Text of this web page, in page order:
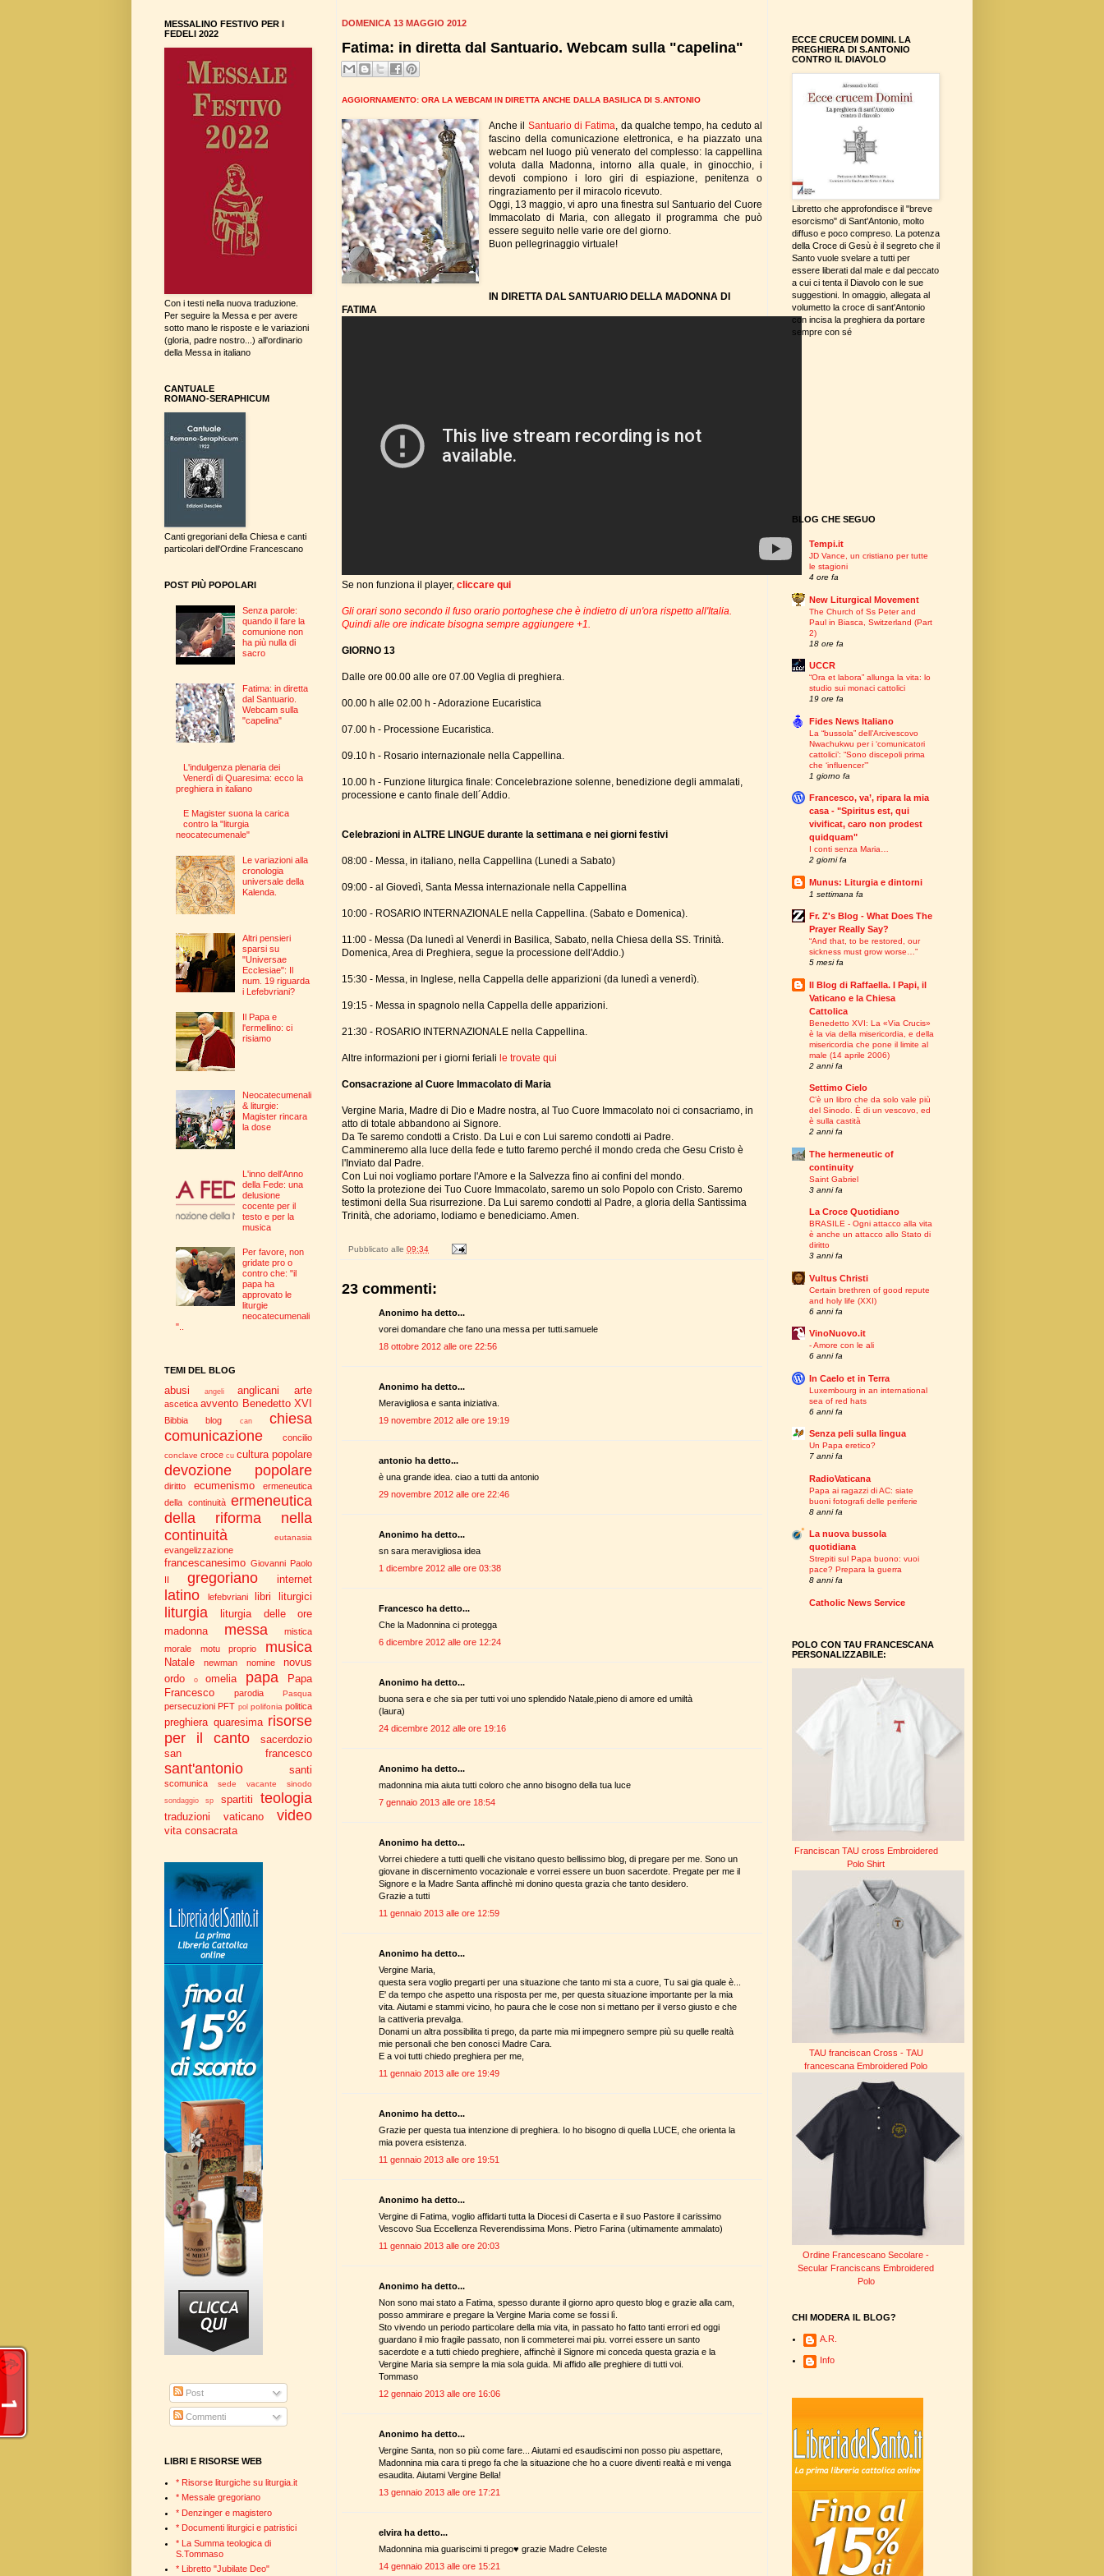
DOMENICA 13 MAGGIO 2012
Fatima: in diretta dal Santuario. Webcam sulla "capelina"
AGGIORNAMENTO: ORA LA WEBCAM IN DIRETTA ANCHE DALLA BASILICA DI S.ANTONIO
Anche il Santuario di Fatima , da qualche tempo, ha ceduto al
fascino della comunicazione elettronica, e ha piazzato una
webcam nel luogo più venerato del complesso: la cappellina
voluta dalla Madonna, intorno alla quale, in ginocchio, i
devoti compiono i loro giri di espiazione, penitenza o
ringraziamento per il miracolo ricevuto.
Oggi, 13 maggio, vi apro una finestra sul Santuario del Cuore
Immacolato di Maria, con allegato il programma che può
essere seguito nelle varie ore del giorno.
Buon pellegrinaggio virtuale!
IN DIRETTA DAL SANTUARIO DELLA MADONNA DI
FATIMA
Se non funziona il player, cliccare qui
Gli orari sono secondo il fuso orario portoghese che è indietro di un'ora rispetto all'Italia.
Quindi alle ore indicate bisogna sempre aggiungere +1.
GIORNO 13
Dalle ore 00.00 alle ore 07.00 Veglia di preghiera.
00.00 h alle 02.00 h - Adorazione Eucaristica
07.00 h - Processione Eucaristica.
09.10 h - Rosario internazionale nella Cappellina.
10.00 h - Funzione liturgica finale: Concelebrazione solenne, benedizione degli ammalati,
processione e canto finale dell´Addio.
Celebrazioni in ALTRE LINGUE durante la settimana e nei giorni festivi
08:00 - Messa, in italiano, nella Cappellina (Lunedi a Sabato)
09:00 - al Giovedì, Santa Messa internazionale nella Cappellina
10:00 - ROSARIO INTERNAZIONALE nella Cappellina. (Sabato e Domenica).
11:00 - Messa (Da lunedì al Venerdì in Basilica, Sabato, nella Chiesa della SS. Trinità.
Domenica, Area di Preghiera, segue la processione dell'Addio.)
15:30 - Messa, in Inglese, nella Cappella delle apparizioni (da lunedì a venerdì).
19:15 - Messa in spagnolo nella Cappella delle apparizioni.
21:30 - ROSARIO INTERNAZIONALE nella Cappellina.
Altre informazioni per i giorni feriali le trovate qui
Consacrazione al Cuore Immacolato di Maria
Vergine Maria, Madre di Dio e Madre nostra, al Tuo Cuore Immacolato noi ci consacriamo, in
atto di totale abbandono ai Signore.
Da Te saremo condotti a Cristo. Da Lui e con Lui saremo condotti ai Padre.
Cammineremo alla luce della fede e tutto faremo perché il mondo creda che Gesu Cristo è
l'Inviato dal Padre.
Con Lui noi vogliamo portare l'Amore e la Salvezza fino ai confini del mondo.
Sotto la protezione dei Tuo Cuore Immacolato, saremo un solo Popolo con Cristo. Saremo
testimoni della Sua risurrezione. Da Lui saremo condotti al Padre, a gloria della Santissima
Trinità, che adoriamo, lodiamo e benediciamo. Amen.
Pubblicato alle 09:34
23 commenti:
Anonimo ha detto...
vorei domandare che fano una messa per tutti.samuele
18 ottobre 2012 alle ore 22:56
Anonimo ha detto...
Meravigliosa e santa iniziativa.
19 novembre 2012 alle ore 19:19
antonio ha detto...
è una grande idea. ciao a tutti da antonio
29 novembre 2012 alle ore 22:46
Anonimo ha detto...
sn sara meravigliosa idea
1 dicembre 2012 alle ore 03:38
Francesco ha detto...
Che la Madonnina ci protegga
6 dicembre 2012 alle ore 12:24
Anonimo ha detto...
buona sera e che sia per tutti voi uno splendido Natale,pieno di amore ed umiltà
(laura)
24 dicembre 2012 alle ore 19:16
Anonimo ha detto...
madonnina mia aiuta tutti coloro che anno bisogno della tua luce
7 gennaio 2013 alle ore 18:54
Anonimo ha detto...
Vorrei chiedere a tutti quelli che visitano questo bellissimo blog, di pregare per me. Sono un
giovane in discernimento vocazionale e vorrei essere un buon sacerdote. Pregate per me il
Signore e la Madre Santa affinchè mi donino questa grazia che tanto desidero.
Grazie a tutti
11 gennaio 2013 alle ore 12:59
Anonimo ha detto...
Vergine Maria,
questa sera voglio pregarti per una situazione che tanto mi sta a cuore, Tu sai gia quale è...
E' da tempo che aspetto una risposta per me, per questa situazione importante per la mia
vita. Aiutami e stammi vicino, ho paura che le cose non si mettano per il verso giusto e che
la cattiveria prevalga.
Donami un altra possibilita ti prego, da parte mia mi impegnero sempre più su quelle realtà
mie personali che ben conosci Madre Cara.
E a voi tutti chiedo preghiera per me,
11 gennaio 2013 alle ore 19:49
Anonimo ha detto...
Grazie per questa tua intenzione di preghiera. Io ho bisogno di quella LUCE, che orienta la
mia povera esistenza.
11 gennaio 2013 alle ore 19:51
Anonimo ha detto...
Vergine di Fatima, voglio affidarti tutta la Diocesi di Caserta e il suo Pastore il carissimo
Vescovo Sua Eccellenza Reverendissima Mons. Pietro Farina (ultimamente ammalato)
11 gennaio 2013 alle ore 20:03
Anonimo ha detto...
Non sono mai stato a Fatima, spesso durante il giorno apro questo blog e grazie alla cam,
posso ammirare e pregare la Vergine Maria come se fossi lì.
Sto vivendo un periodo particolare della mia vita, in passato ho fatto tanti errori ed oggi
guardano il mio fragile passato, non li commeterei mai piu. vorrei essere un santo
sacerdote e a tutti chiedo preghiere, affinchè il Signore mi conceda questa grazia e la
Vergine Maria sia sempre la mia sola guida. Mi affido alle preghiere di tutti voi.
Tommaso
12 gennaio 2013 alle ore 16:06
Anonimo ha detto...
Vergine Santa, non so più come fare... Aiutami ed esaudiscimi non posso piu aspettare,
Madonnina mia cara ti prego fa che la situazione che ho a cuore diventi realtà e mi venga
esaudita. Aiutami Vergine Bella!
13 gennaio 2013 alle ore 17:21
elvira ha detto...
Madonnina mia guariscimi ti prego♥ grazie Madre Celeste
14 gennaio 2013 alle ore 15:21
MESSALINO FESTIVO PER I
FEDELI 2022
Con i testi nella nuova traduzione.
Per seguire la Messa e per avere
sotto mano le risposte e le variazioni
(gloria, padre nostro...) all'ordinario
della Messa in italiano
CANTUALE
ROMANO-SERAPHICUM
Canti gregoriani della Chiesa e canti
particolari dell'Ordine Francescano
POST PIÙ POPOLARI
Senza parole:
quando il fare la
comunione non
ha più nulla di
sacro
Fatima: in diretta
dal Santuario.
Webcam sulla
"capelina"
L'indulgenza plenaria dei
Venerdì di Quaresima: ecco la
preghiera in italiano
E Magister suona la carica
contro la "liturgia
neocatecumenale"
Le variazioni alla
cronologia
universale della
Kalenda.
Altri pensieri
sparsi su
"Universae
Ecclesiae": Il
num. 19 riguarda
i Lefebvriani?
Il Papa e
l'ermellino: ci
risiamo
Neocatecumenali
& liturgie:
Magister rincara
la dose
L'inno dell'Anno
della Fede: una
delusione
cocente per il
testo e per la
musica
Per favore, non
gridate pro o
contro che: "il
papa ha
approvato le
liturgie
neocatecumenali
"..
TEMI DEL BLOG
abusi angeli anglicani arte
ascetica avvento Benedetto XVI
Bibbia blog can
chiesa
comunicazione
concilio
conclave croce cu cultura popolare
devozione popolare
diritto ecumenismo
ermeneutica
della continuità ermeneutica
della riforma nella
continuità
eutanasia
evangelizzazione
francescanesimo Giovanni Paolo
II
gregoriano internet
latino lefebvriani libri liturgici
liturgia
liturgia delle ore
madonna
messa
mistica
morale
motu proprio musica
Natale newman nomine
novus
ordo
o omelia papa
Papa
Francesco
parodia Pasqua
persecuzioni PFT pol polifonia politica
preghiera quaresima risorse
per il canto
sacerdozio
san francesco
sant'antonio santi
scomunica sede vacante sinodo
sondaggio sp spartiti teologia
traduzioni vaticano video
vita consacrata
Post
Commenti
LIBRI E RISORSE WEB
* Risorse liturgiche su liturgia.it
* Messale gregoriano
* Denzinger e magistero
* Documenti liturgici e patristici
* La Summa teologica di
S.Tommaso
* Libretto "Jubilate Deo"
ECCE CRUCEM DOMINI. LA
PREGHIERA DI S.ANTONIO
CONTRO IL DIAVOLO
Libretto che approfondisce il "breve
esorcismo" di Sant'Antonio, molto
diffuso e poco compreso. La potenza
della Croce di Gesù è il segreto che il
Santo vuole svelare a tutti per
essere liberati dal male e dal peccato
a cui ci tenta il Diavolo con le sue
suggestioni. In omaggio, allegata al
volumetto la croce di sant'Antonio
con incisa la preghiera da portare
sempre con sé
BLOG CHE SEGUO
Tempi.it
JD Vance, un cristiano per tutte
le stagioni
4 ore fa
New Liturgical Movement
The Church of Ss Peter and
Paul in Biasca, Switzerland (Part
2)
18 ore fa
UCCR
“Ora et labora” allunga la vita: lo
studio sui monaci cattolici
19 ore fa
Fides News Italiano
La “bussola” dell’Arcivescovo
Nwachukwu per i ‘comunicatori
cattolici’: “Sono discepoli prima
che ‘influencer’”
1 giorno fa
Francesco, va’, ripara la mia
casa - "Spiritus est, qui
vivificat, caro non prodest
quidquam"
I conti senza Maria…
2 giorni fa
Munus: Liturgia e dintorni
1 settimana fa
Fr. Z's Blog - What Does The
Prayer Really Say?
“And that, to be restored, our
sickness must grow worse…”
5 mesi fa
Il Blog di Raffaella. I Papi, il
Vaticano e la Chiesa
Cattolica
Benedetto XVI: La «Via Crucis»
è la via della misericordia, e della
misericordia che pone il limite al
male (14 aprile 2006)
2 anni fa
Settimo Cielo
C’è un libro che da solo vale più
del Sinodo. È di un vescovo, ed
è sulla castità
2 anni fa
The hermeneutic of
continuity
Saint Gabriel
3 anni fa
La Croce Quotidiano
BRASILE - Ogni attacco alla vita
è anche un attacco allo Stato di
diritto
3 anni fa
Vultus Christi
Certain brethren of good repute
and holy life (XXI)
6 anni fa
VinoNuovo.it
- Amore con le ali
6 anni fa
In Caelo et in Terra
Luxembourg in an international
sea of red hats
6 anni fa
Senza peli sulla lingua
Un Papa eretico?
7 anni fa
RadioVaticana
Papa ai ragazzi di AC: siate
buoni fotografi delle periferie
8 anni fa
La nuova bussola
quotidiana
Strepiti sul Papa buono: vuoi
pace? Prepara la guerra
8 anni fa
Catholic News Service
POLO CON TAU FRANCESCANA
PERSONALIZZABILE:
Franciscan TAU cross Embroidered
Polo Shirt
TAU franciscan Cross - TAU
francescana Embroidered Polo
Ordine Francescano Secolare -
Secular Franciscans Embroidered
Polo
CHI MODERA IL BLOG?
A.R.
Info